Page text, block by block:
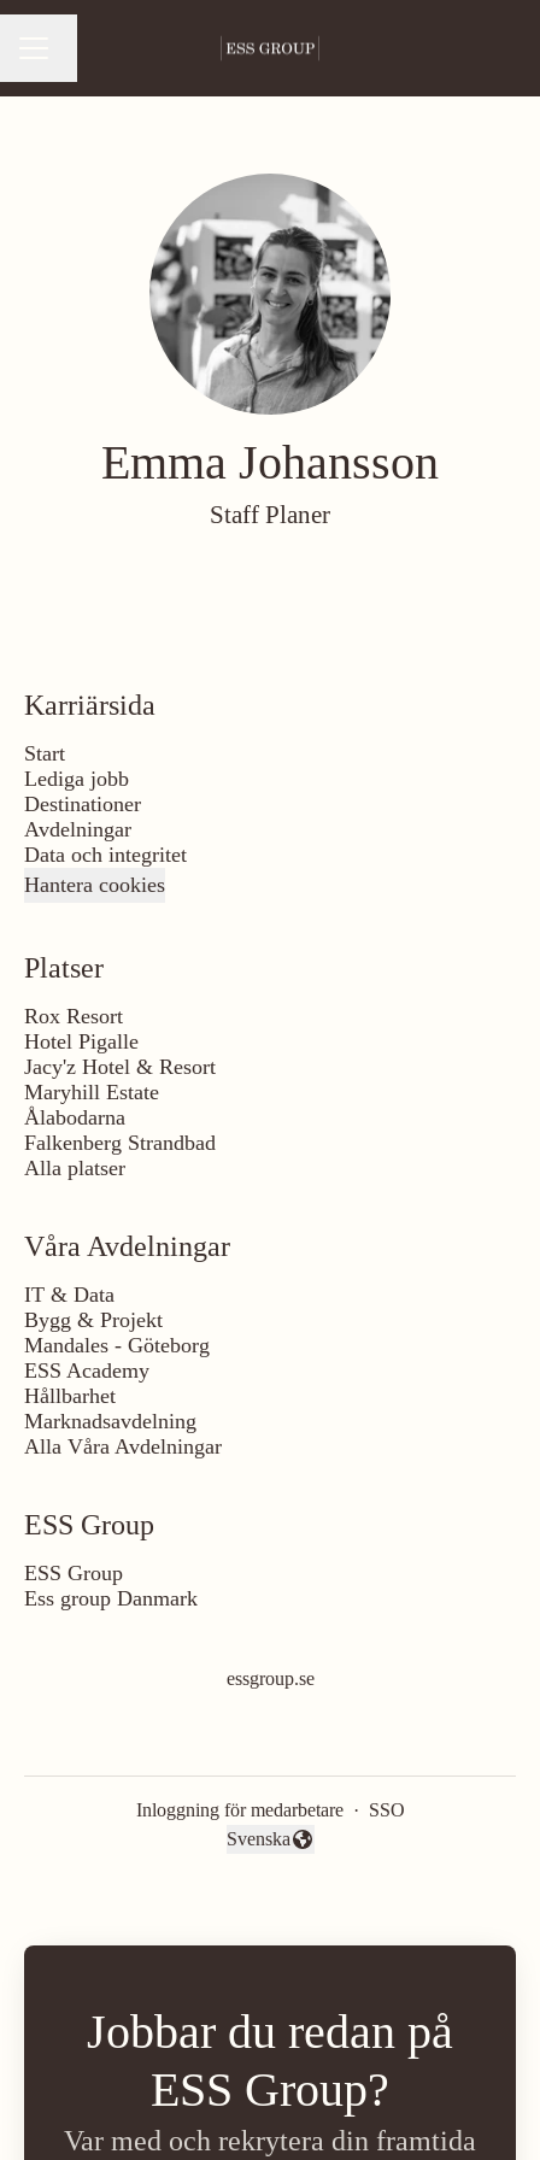
Emma Johansson
Staff Planer
Karriärsida
Start
Lediga jobb
Destinationer
Avdelningar
Data och integritet
Hantera cookies
Platser
Rox Resort
Hotel Pigalle
Jacy'z Hotel & Resort
Maryhill Estate
Ålabodarna
Falkenberg Strandbad
Alla platser
Våra Avdelningar
IT & Data
Bygg & Projekt
Mandales - Göteborg
ESS Academy
Hållbarhet
Marknadsavdelning
Alla Våra Avdelningar
ESS Group
ESS Group
Ess group Danmark
essgroup.se
Inloggning för medarbetare · SSO
Byt språk
Svenska
Jobbar du redan på
ESS Group?
Var med och rekrytera din framtida